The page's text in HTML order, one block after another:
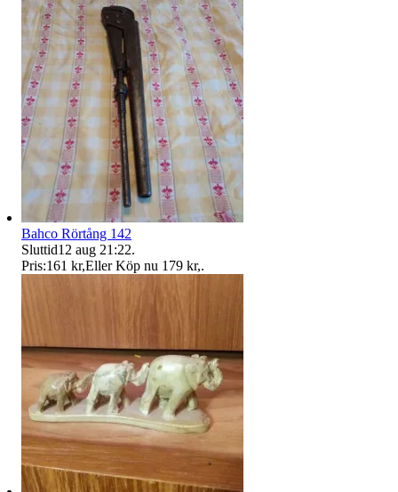
Bahco Rörtång 142
Sluttid12 aug 21:22.
Pris:161 kr,Eller Köp nu 179 kr,.